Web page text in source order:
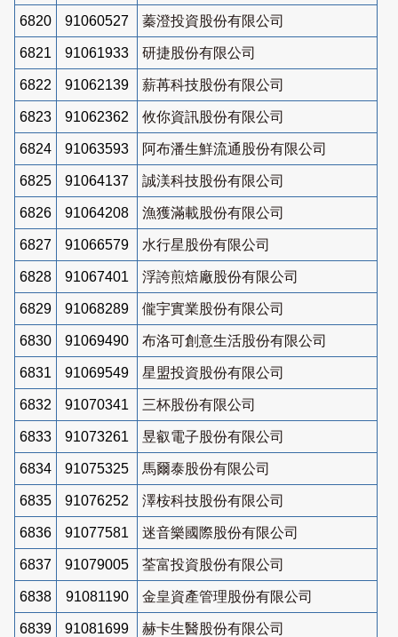
6820 91060527 蓁澄投資股份有限公司
6821 91061933 研捷股份有限公司
6822 91062139 薪苒科技股份有限公司
6823 91062362 攸你資訊股份有限公司
6824 91063593 阿布潘生鮮流通股份有限公司
6825 91064137 誠渼科技股份有限公司
6826 91064208 漁獲滿載股份有限公司
6827 91066579 水行星股份有限公司
6828 91067401 浮誇煎焙廠股份有限公司
6829 91068289 儱宇實業股份有限公司
6830 91069490 布洛可創意生活股份有限公司
6831 91069549 星盟投資股份有限公司
6832 91070341 三杯股份有限公司
6833 91073261 昱叡電子股份有限公司
6834 91075325 馬爾泰股份有限公司
6835 91076252 澤桉科技股份有限公司
6836 91077581 迷音樂國際股份有限公司
6837 91079005 荃富投資股份有限公司
6838 91081190 金皇資產管理股份有限公司
6839 91081699 赫卡生醫股份有限公司